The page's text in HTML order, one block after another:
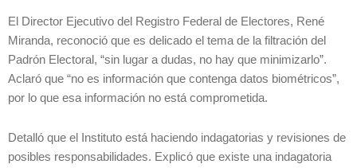
El Director Ejecutivo del Registro Federal de Electores, René
Miranda, reconoció que es delicado el tema de la filtración del
Padrón Electoral, “sin lugar a dudas, no hay que minimizarlo”.
Aclaró que “no es información que contenga datos biométricos”,
por lo que esa información no está comprometida.
Detalló que el Instituto está haciendo indagatorias y revisiones de
posibles responsabilidades. Explicó que existe una indagatoria